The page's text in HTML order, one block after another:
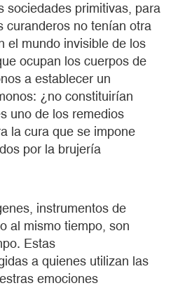
sociedades primitivas, para
curanderos no tenían otra
el mundo invisible de los
ocupan los cuerpos de
a establecer un
¿no constituirían
uno de los remedios
la cura que se impone
por la brujería
instrumentos de
al mismo tiempo, son
Estas
a quienes utilizan las
emociones